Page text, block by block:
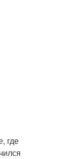
где